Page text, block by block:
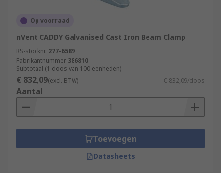
Op voorraad
nVent CADDY Galvanised Cast Iron Beam Clamp
RS-stocknr. 277-6589
Fabrikantnummer 386810
Subtotaal (1 doos van 100 eenheden)
€ 832,09(excl. BTW) € 832,09/doos
Aantal
Toevoegen
Datasheets